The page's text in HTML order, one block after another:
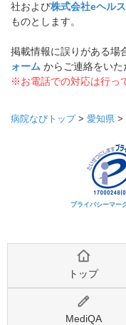
社および株式会社eヘル
ものとします。
掲載情報に誤りがある場
ォーム からご連絡をいた
※お電話での対応は行っ
病院なびトップ> 愛知県 >
プライバシーマー
トップ
MediQA